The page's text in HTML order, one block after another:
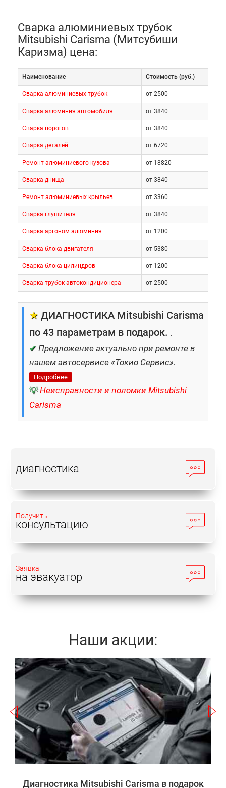
Сварка алюминиевых трубок
Mitsubishi Carisma (Митсубиши
Каризма) цена:
Наименование Cтоимость (руб.)
Сварка алюминиевых трубок от 2500
Сварка алюминия автомобиля от 3840
Сварка порогов от 3840
Сварка деталей от 6720
Ремонт алюминиевого кузова от 18820
Сварка днища от 3840
Ремонт алюминиевых крыльев от 3360
Сварка глушителя от 3840
Сварка аргоном алюминия от 1200
Сварка блока двигателя от 5380
Сварка блока цилиндров от 1200
Сварка трубок автокондиционера от 2500
★ ДИАГНОСТИКА Mitsubishi Carisma
по 43 параметрам в подарок. .
✔ Предложение актуально при ремонте в
нашем автосервисе «Токио Сервис».
Подробнее
💡 Неисправности и поломки Mitsubishi
Carisma
диагностика
Получить
консультацию
Заявка
на эвакуатор
Наши акции:
Записаться
Диагностика Mitsubishi Carisma в подарок